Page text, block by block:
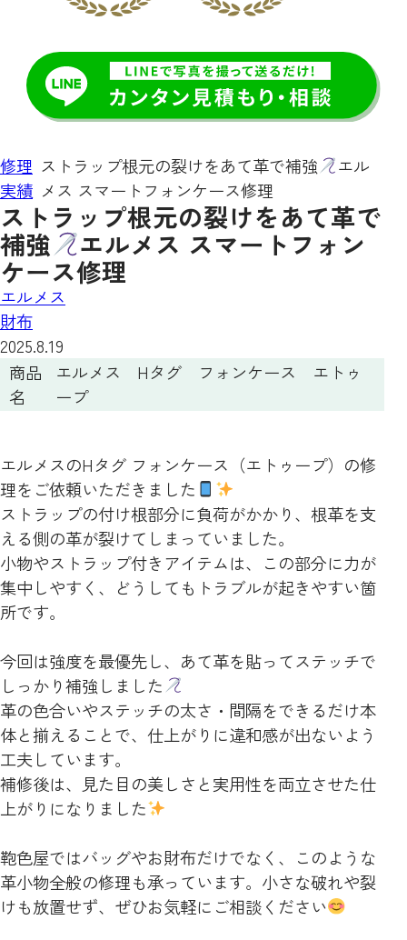
修理
実績
ストラップ根元の裂けをあて革で補強
エル
メス スマートフォンケース修理
ストラップ根元の裂けをあて革で
補強 エルメス スマートフォン
ケース修理
エルメス
財布
2025.8.19
商品
名
エルメス Hタグ フォンケース エトゥ
ープ
エルメスのHタグ フォンケース（エトゥープ）の修
理をご依頼いただきました
ストラップの付け根部分に負荷がかかり、根革を支
える側の革が裂けてしまっていました。
小物やストラップ付きアイテムは、この部分に力が
集中しやすく、どうしてもトラブルが起きやすい箇
所です。
今回は強度を最優先し、あて革を貼ってステッチで
しっかり補強しました
革の色合いやステッチの太さ・間隔をできるだけ本
体と揃えることで、仕上がりに違和感が出ないよう
工夫しています。
補修後は、見た目の美しさと実用性を両立させた仕
上がりになりました
鞄色屋ではバッグやお財布だけでなく、このような
革小物全般の修理も承っています。小さな破れや裂
けも放置せず、ぜひお気軽にご相談ください